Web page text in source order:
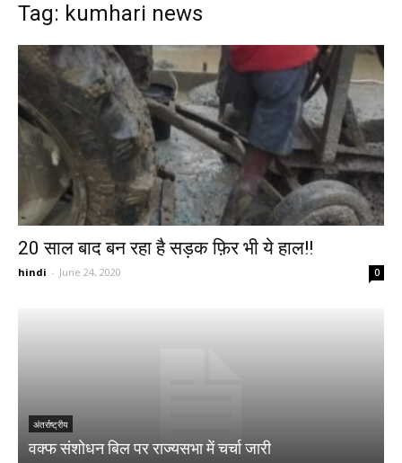
Tag: kumhari news
20 साल बाद बन रहा है सड़क फ़िर भी ये हाल!!
hindi - June 24, 2020 0
अंतर्राष्ट्रीय
वक्फ संशोधन बिल पर राज्यसभा में चर्चा जारी